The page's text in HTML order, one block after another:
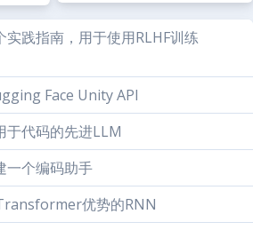
践指南，用于使用RLHF训练
Face Unity API
代码的先进LLM
一个编码助手
优势的RNN